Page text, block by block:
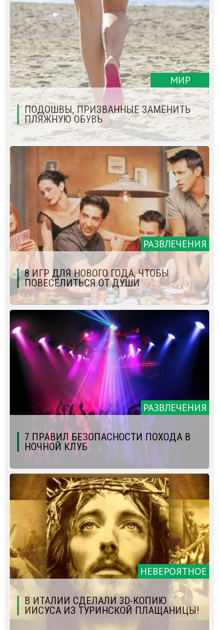
МИР
ПОДОШВЫ, ПРИЗВАННЫЕ ЗАМЕНИТЬ
ПЛЯЖНУЮ ОБУВЬ
РАЗВЛЕЧЕНИЯ
8 ИГР ДЛЯ НОВОГО ГОДА, ЧТОБЫ
ПОВЕСЕЛИТЬСЯ ОТ ДУШИ
РАЗВЛЕЧЕНИЯ
7 ПРАВИЛ БЕЗОПАСНОСТИ ПОХОДА В
НОЧНОЙ КЛУБ
НЕВЕРОЯТНОЕ
В ИТАЛИИ СДЕЛАЛИ 3D-КОПИЮ
ИИСУСА ИЗ ТУРИНСКОЙ ПЛАЩАНИЦЫ!